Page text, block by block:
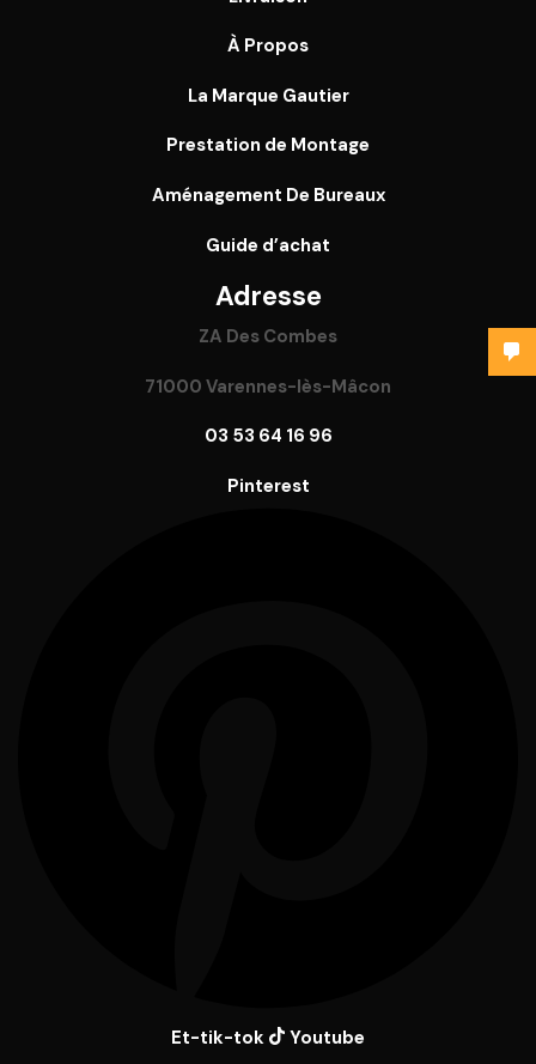
À Propos
La Marque Gautier
Prestation de Montage
Aménagement De Bureaux
Guide d’achat
Adresse
ZA Des Combes
71000 Varennes-lès-Mâcon
03 53 64 16 96
Pinterest
Et-tik-tok Youtube